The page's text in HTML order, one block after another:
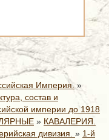
Империя. »
состав и
империи до 1918
» КАВАЛЕРИЯ.
дивизия. » 1-й